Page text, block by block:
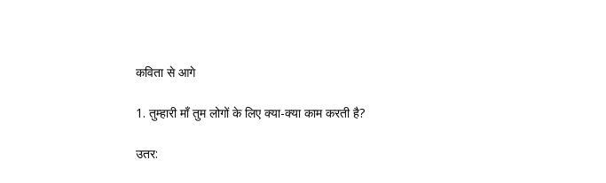
कविता से आगे
1. तुम्हारी माँ तुम लोगों के लिए क्या-क्या काम करती है?
उतर: